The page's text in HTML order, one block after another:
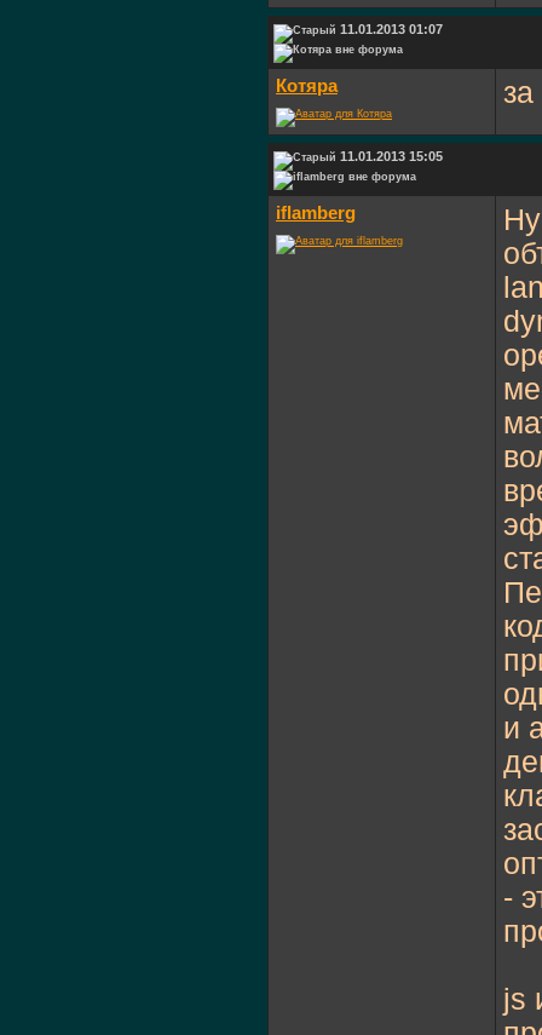
11.01.2013 01:07
Котяра
11.01.2013 15:05
iflamberg
и
-
js